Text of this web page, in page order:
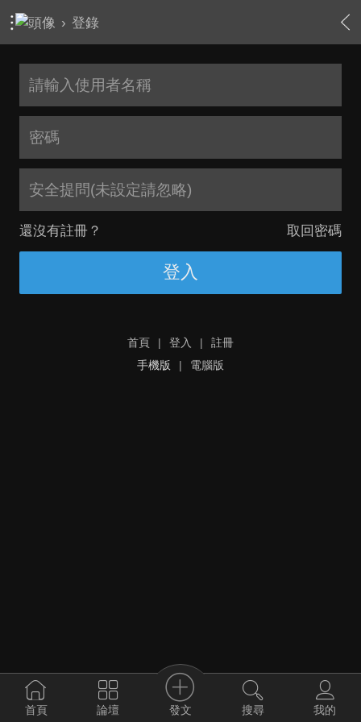
› 登錄
安全提問(未設定請忽略)
還沒有註冊？ 取回密碼
登入
首頁 | 登入 |
註冊
手機版
| 電腦版
首頁 論壇 發文 搜尋 我的